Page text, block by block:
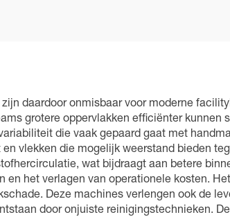
daardoor onmisbaar voor moderne
grotere oppervlakken efficiënter kunnen
die vaak gepaard gaat met
vlekken die mogelijk weerstand bieden
wat bijdraagt aan betere
het verlagen van operationele kosten.
Deze machines verlengen ook de
door onjuiste reinigingstechnieken.